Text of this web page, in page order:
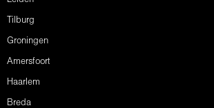
Tilburg
Groningen
Amersfoort
Haarlem
Breda